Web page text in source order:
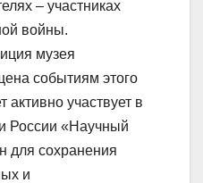
– участниках
войны.
музея
событиям этого
активно участвует в
России «Научный
для сохранения
и